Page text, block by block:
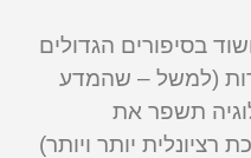
בסיפורים הגדולים
(למשל – שהמדע
תשפר את
יותר ויותר)